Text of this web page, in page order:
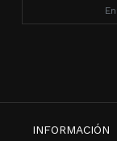
INFORMACIÓN